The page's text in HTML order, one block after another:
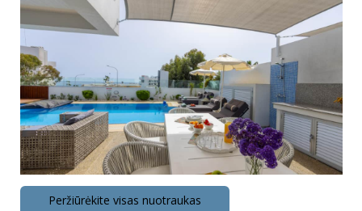
Peržiūrėkite visas nuotraukas